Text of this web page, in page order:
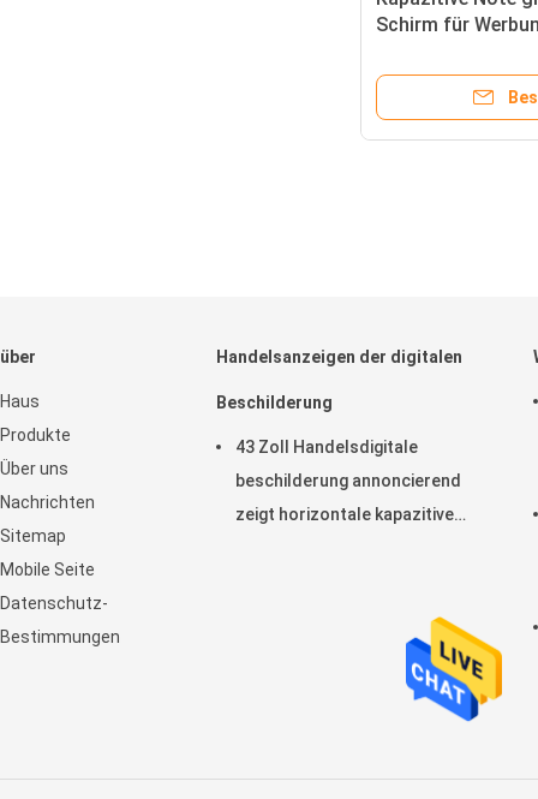
Schirm für
über
Haus
Produkte
Über uns
Nachrichten
Sitemap
Mobile Seite
Datenschutz-
Bestimmungen
Handelsanzeigen der digitalen
Beschilderung
43 Zoll Handelsdigitale
beschilderung annoncierend
zeigt horizontale kapazitive